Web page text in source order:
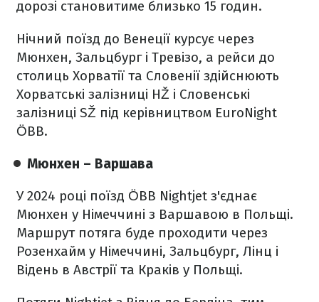
дорозі становитиме близько 15 годин.
Нічний поїзд до Венеції курсує через
Мюнхен, Зальцбург і Тревізо, а рейси до
столиць Хорватії та Словенії здійснюють
Хорватські залізниці HŽ і Словенські
залізниці SŽ під керівництвом EuroNight
ÖBB.
Мюнхен – Варшава
У 2024 році поїзд ÖBB Nightjet з'єднає
Мюнхен у Німеччині з Варшавою в Польщі.
Маршрут потяга буде проходити через
Розенхайм у Німеччині, Зальцбург, Лінц і
Відень в Австрії та Краків у Польщі.